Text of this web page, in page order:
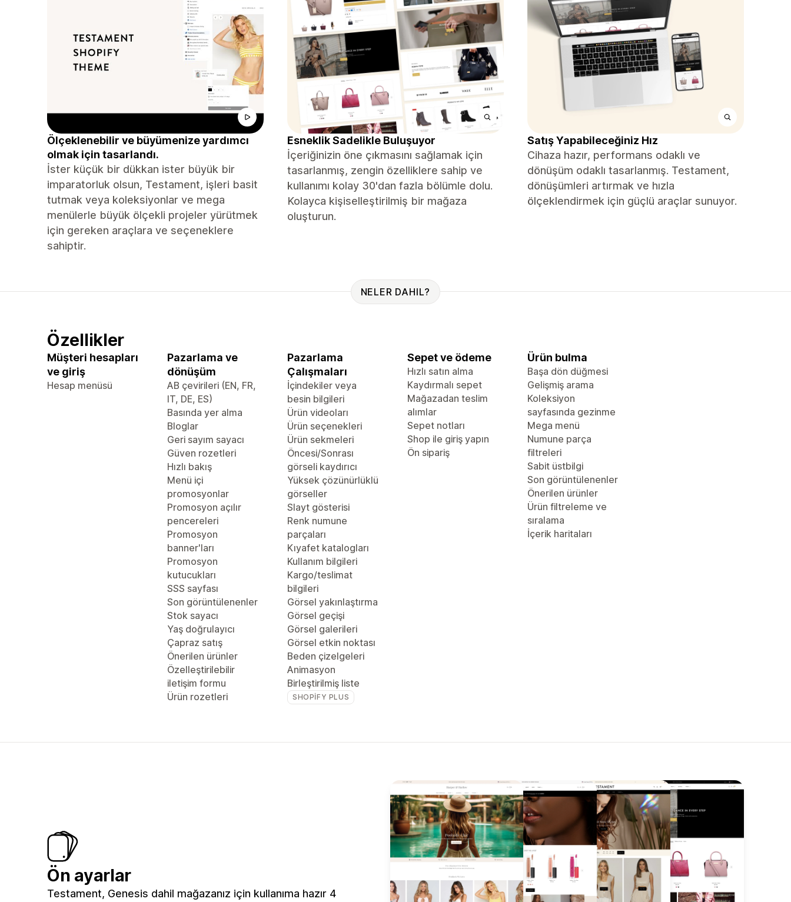
Ölçeklenebilir ve büyümenize yardımcı
olmak için tasarlandı.
İster küçük bir dükkan ister büyük bir
imparatorluk olsun, Testament, işleri basit
tutmak veya koleksiyonlar ve mega
menülerle büyük ölçekli projeler yürütmek
için gereken araçlara ve seçeneklere
sahiptir.
Esneklik Sadelikle Buluşuyor
İçeriğinizin öne çıkmasını sağlamak için
tasarlanmış, zengin özelliklere sahip ve
kullanımı kolay 30'dan fazla bölümle dolu.
Kolayca kişiselleştirilmiş bir mağaza
oluşturun.
Satış Yapabileceğiniz Hız
Cihaza hazır, performans odaklı ve
dönüşüm odaklı tasarlanmış. Testament,
dönüşümleri artırmak ve hızla
ölçeklendirmek için güçlü araçlar sunuyor.
NELER DAHIL?
Özellikler
Müşteri hesapları
ve giriş
Hesap menüsü
Pazarlama ve
dönüşüm
AB çevirileri (EN, FR,
IT, DE, ES)
Basında yer alma
Bloglar
Geri sayım sayacı
Güven rozetleri
Hızlı bakış
Menü içi
promosyonlar
Promosyon açılır
pencereleri
Promosyon
banner'ları
Promosyon
kutucukları
SSS sayfası
Son görüntülenenler
Stok sayacı
Yaş doğrulayıcı
Çapraz satış
Önerilen ürünler
Özelleştirilebilir
iletişim formu
Ürün rozetleri
Pazarlama
Çalışmaları
İçindekiler veya
besin bilgileri
Ürün videoları
Ürün seçenekleri
Ürün sekmeleri
Öncesi/Sonrası
görseli kaydırıcı
Yüksek çözünürlüklü
görseller
Slayt gösterisi
Renk numune
parçaları
Kıyafet katalogları
Kullanım bilgileri
Kargo/teslimat
bilgileri
Görsel yakınlaştırma
Görsel geçişi
Görsel galerileri
Görsel etkin noktası
Beden çizelgeleri
Animasyon
Birleştirilmiş liste
SHOPIFY PLUS
Sepet ve ödeme
Hızlı satın alma
Kaydırmalı sepet
Mağazadan teslim
alımlar
Sepet notları
Shop ile giriş yapın
Ön sipariş
Ürün bulma
Başa dön düğmesi
Gelişmiş arama
Koleksiyon
sayfasında gezinme
Mega menü
Numune parça
filtreleri
Sabit üstbilgi
Son görüntülenenler
Önerilen ürünler
Ürün filtreleme ve
sıralama
İçerik haritaları
Ön ayarlar
Testament, Genesis dahil mağazanız için kullanıma hazır 4